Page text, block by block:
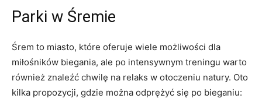
Parki w Śremie
Śrem to miasto, które oferuje wiele możliwości dla
miłośników ⁤biegania, ⁣ale po intensywnym ⁣treningu warto⁤
również znaleźć chwilę na relaks ‌w otoczeniu natury. Oto‌
kilka propozycji, gdzie można odprężyć się po bieganiu: